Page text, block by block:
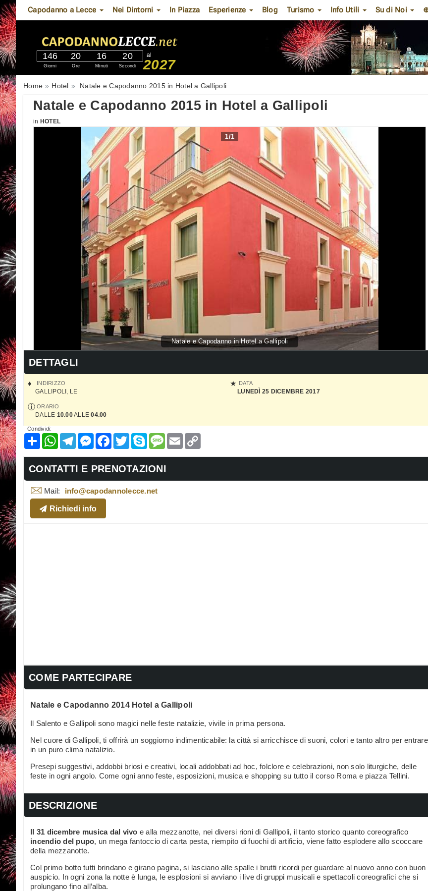
Capodanno a Lecce Nei Dintorni In Piazza Esperienze Blog Turismo Info Utili Su di Noi
146
Giorni
20
Ore
16
Minuti
19
Secondi
al
2027
Home Hotel Natale e Capodanno 2015 in Hotel a Gallipoli
Natale e Capodanno 2015 in Hotel a Gallipoli
in HOTEL
1/1
Natale e Capodanno in Hotel a Gallipoli
DETTAGLI
INDIRIZZO
GALLIPOLI LE
DATA
LUNEDÌ 25 DICEMBRE 2017
ORARIO
DALLE 10.00ALLE04.00
Condividi:
CondividiWhatsAppTelegramMessenger
Facebook
TwitterSkypeMessage
Email
CONTATTI E PRENOTAZIONI
Mail: info@capodannolecce.net
Richiedi info
COME PARTECIPARE
Natale e Capodanno 2014 Hotel a Gallipoli
Il Salento e Gallipoli sono magici nelle feste natalizie, vivile in prima persona.
Nel cuore di Gallipoli, ti offrirà un soggiorno indimenticabile: la città si arricchisce di suoni, colori e tanto altro per entrare
in un puro clima natalizio.
Presepi suggestivi, addobbi briosi e creativi, locali addobbati ad hoc, folclore e celebrazioni, non solo liturgiche, delle
feste in ogni angolo. Come ogni anno feste, esposizioni, musica e shopping su tutto il corso Roma e piazza Tellini.
DESCRIZIONE
Il 31 dicembre musica dal vivo e alla mezzanotte, nei diversi rioni di Gallipoli, il tanto storico quanto coreografico
incendio del pupo, un mega fantoccio di carta pesta, riempito di fuochi di artificio, viene fatto esplodere allo scoccare
della mezzanotte.
Col primo botto tutti brindano e girano pagina, si lasciano alle spalle i brutti ricordi per guardare al nuovo anno con buon
auspicio. In ogni zona la notte è lunga, le esplosioni si avviano i live di gruppi musicali e spettacoli coreografici che si
prolungano fino all’alba.